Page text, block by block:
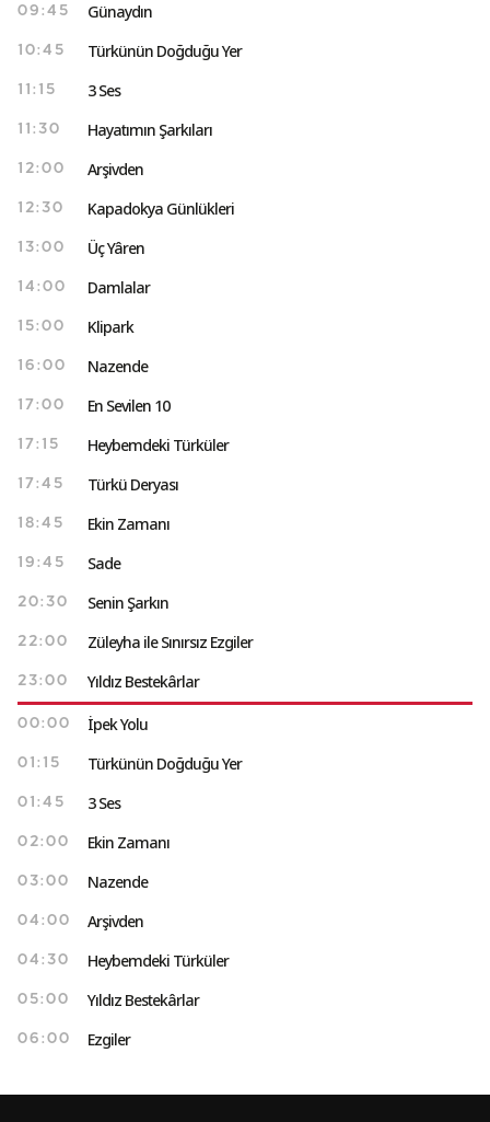
09:45 Günaydın
10:45 Türkünün Doğduğu Yer
11:15 3 Ses
11:30 Hayatımın Şarkıları
12:00 Arşivden
12:30 Kapadokya Günlükleri
13:00 Üç Yâren
14:00 Damlalar
15:00 Klipark
16:00 Nazende
17:00 En Sevilen 10
17:15 Heybemdeki Türküler
17:45 Türkü Deryası
18:45 Ekin Zamanı
19:45 Sade
20:30 Senin Şarkın
22:00 Züleyha ile Sınırsız Ezgiler
23:00 Yıldız Bestekârlar
00:00 İpek Yolu
01:15 Türkünün Doğduğu Yer
01:45 3 Ses
02:00 Ekin Zamanı
03:00 Nazende
04:00 Arşivden
04:30 Heybemdeki Türküler
05:00 Yıldız Bestekârlar
06:00 Ezgiler